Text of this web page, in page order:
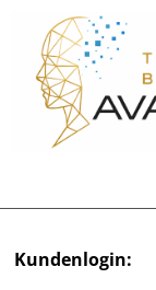
Kundenlogin: